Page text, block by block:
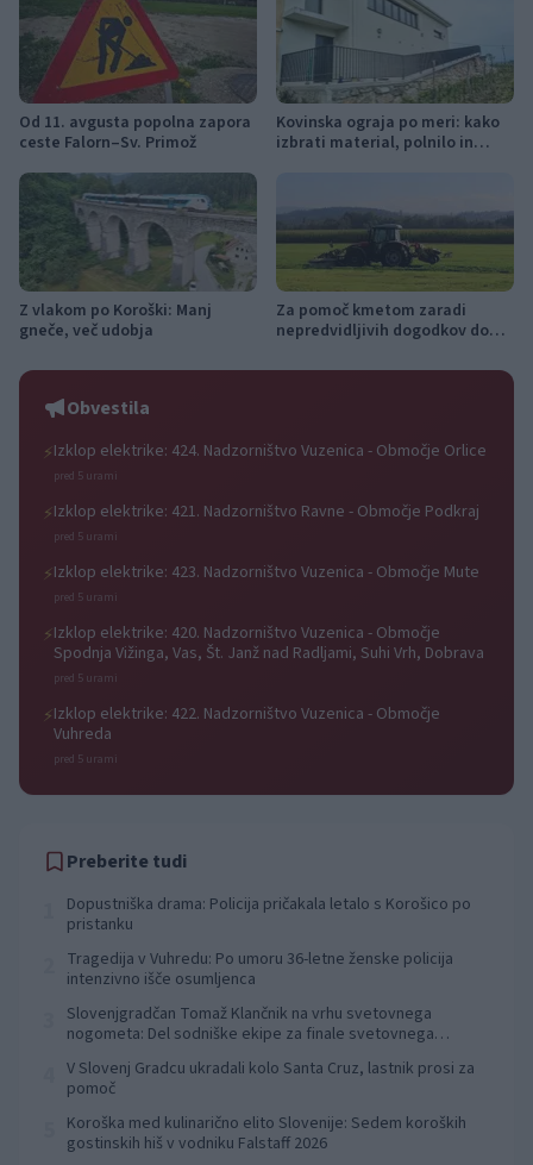
Od 11. avgusta popolna zapora
ceste Falorn–Sv. Primož
Kovinska ograja po meri: kako
izbrati material, polnilo in
Z vlakom po Koroški: Manj
gneče, več udobja
Za pomoč kmetom zaradi
nepredvidljivih dogodkov do
Obvestila
⚡Izklop elektrike: 424. Nadzorništvo Vuzenica - Območje Orlice
pred 5 urami
⚡Izklop elektrike: 421. Nadzorništvo Ravne - Območje Podkraj
pred 5 urami
⚡Izklop elektrike: 423. Nadzorništvo Vuzenica - Območje Mute
pred 5 urami
⚡Izklop elektrike: 420. Nadzorništvo Vuzenica - Območje
Spodnja Vižinga, Vas, Št. Janž nad Radljami, Suhi Vrh, Dobrava
pred 5 urami
⚡Izklop elektrike: 422. Nadzorništvo Vuzenica - Območje
Vuhreda
pred 5 urami
Preberite tudi
Dopustniška drama: Policija pričakala letalo s Korošico po
pristanku
Tragedija v Vuhredu: Po umoru 36-letne ženske policija
intenzivno išče osumljenca
Slovenjgradčan Tomaž Klančnik na vrhu svetovnega
nogometa: Del sodniške ekipe za finale svetovnega
V Slovenj Gradcu ukradali kolo Santa Cruz, lastnik prosi za
pomoč
Koroška med kulinarično elito Slovenije: Sedem koroških
gostinskih hiš v vodniku Falstaff 2026